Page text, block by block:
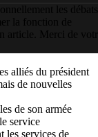
les débats
la fonction de
article. Merci de
alliés du président
de nouvelles
de son armée
service
les services de